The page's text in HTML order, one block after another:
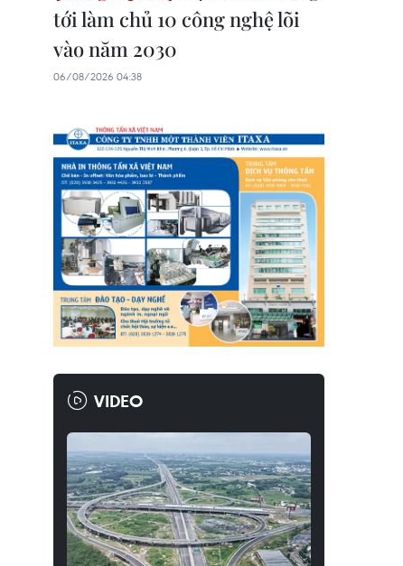
tới làm chủ 10 công nghệ lõi
vào năm 2030
06/08/2026 04:38
VIDEO